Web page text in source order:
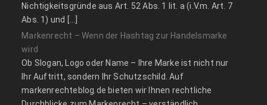
Nichtigkeitsgründe aus Art. 52 Abs. 1 lit. a (i.V.m. Art. 7
Abs. 1) und […]
Markenrecht – Wenn der Hashtag zur Handelsmarke
wird
Ob Slogan, Logo oder Name – Ihre Marke ist nicht nur
Ihr Auftritt, sondern Ihr Schutzschild. Auf
markenrechteblog.de bieten wir Ihnen rechtliche